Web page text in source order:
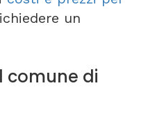
un
comune di